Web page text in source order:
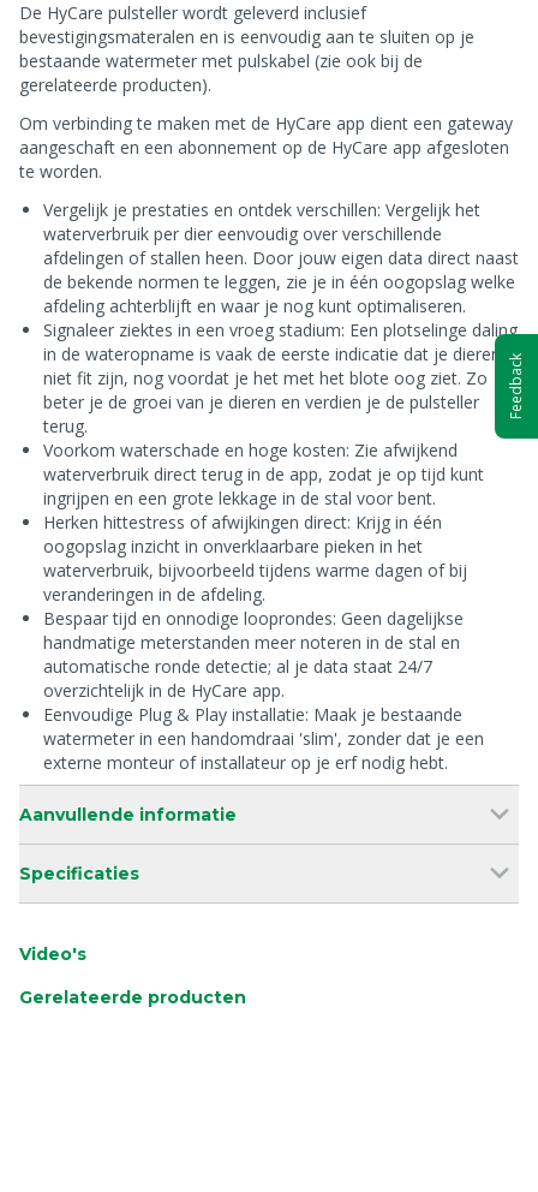
De HyCare pulsteller wordt geleverd inclusief
bevestigingsmateralen en is eenvoudig aan te sluiten op je
bestaande watermeter met pulskabel (zie ook bij de
gerelateerde producten).
Om verbinding te maken met de HyCare app dient een gateway
aangeschaft en een abonnement op de HyCare app afgesloten
te worden.
Vergelijk je prestaties en ontdek verschillen: Vergelijk het
waterverbruik per dier eenvoudig over verschillende
afdelingen of stallen heen. Door jouw eigen data direct naast
de bekende normen te leggen, zie je in één oogopslag welke
afdeling achterblijft en waar je nog kunt optimaliseren.
Signaleer ziektes in een vroeg stadium: Een plotselinge daling
in de wateropname is vaak de eerste indicatie dat je dieren
niet fit zijn, nog voordat je het met het blote oog ziet. Zo
beter je de groei van je dieren en verdien je de pulsteller
terug.
Voorkom waterschade en hoge kosten: Zie afwijkend
waterverbruik direct terug in de app, zodat je op tijd kunt
ingrijpen en een grote lekkage in de stal voor bent.
Herken hittestress of afwijkingen direct: Krijg in één
oogopslag inzicht in onverklaarbare pieken in het
waterverbruik, bijvoorbeeld tijdens warme dagen of bij
veranderingen in de afdeling.
Bespaar tijd en onnodige looprondes: Geen dagelijkse
handmatige meterstanden meer noteren in de stal en
automatische ronde detectie; al je data staat 24/7
overzichtelijk in de HyCare app.
Eenvoudige Plug & Play installatie: Maak je bestaande
watermeter in een handomdraai 'slim', zonder dat je een
externe monteur of installateur op je erf nodig hebt.
Aanvullende informatie
Specificaties
Video's
Gerelateerde producten
Feedback